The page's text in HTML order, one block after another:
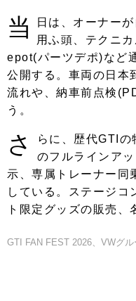
当
日は、オーナー
用ふ頭、テクニ
epot(パーツデポ)など
公開する。車両の日本
流れや、納車前点検
う。
さ
らに、歴代GTIの
のフルラインア
示、専属トレーナー同
している。ステージコ
ト限定グッズの販売、
GTI FAN FEST 2026、VWグ